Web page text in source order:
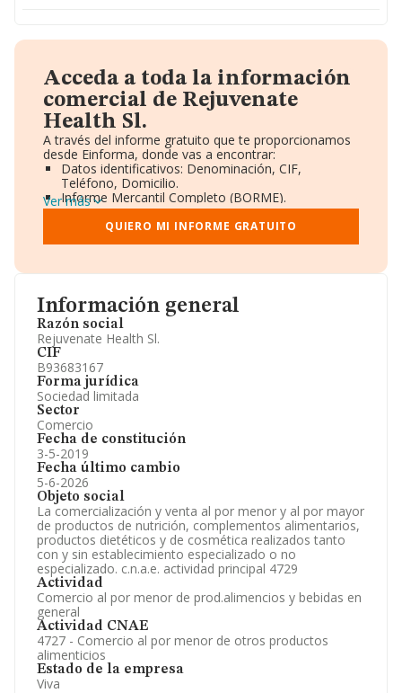
Información general
Razón social
Rejuvenate Health Sl.
CIF
B93683167
Forma jurídica
Sociedad limitada
Sector
Comercio
Fecha de constitución
3-5-2019
Fecha último cambio
5-6-2026
Objeto social
La comercialización y venta al por menor y al por mayor
de productos de nutrición, complementos alimentarios,
productos dietéticos y de cosmética realizados tanto
con y sin establecimiento especializado o no
especializado. c.n.a.e. actividad principal 4729
Actividad
Comercio al por menor de prod.alimencios y bebidas en
general
Actividad CNAE
4727 - Comercio al por menor de otros productos
alimenticios
Estado de la empresa
Viva
Acceda a toda la información
comercial de Rejuvenate
Health Sl.
A través del informe gratuito que te proporcionamos
desde Einforma, donde vas a encontrar:
Datos identificativos: Denominación, CIF,
Teléfono, Domicilio.
Informe Mercantil Completo (BORME).
Gráficos de Evolución Ventas y Empleados.
Consejo de Administración y Administradores.
Directivos y Ejecutivos.
Información oficial y registral complementaria.
Ver más
QUIERO MI INFORME GRATUITO